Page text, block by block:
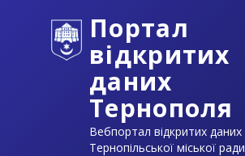
Портал
відкритих
даних
Тернополя
Вебпортал відкритих даних
Тернопільської міської ради